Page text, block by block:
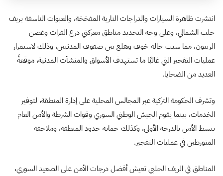
انتشرت ظاهرة السيارات والدراجات النارية المفخخة، والعبوات الناسفة بريف
حلب الشمالي، وعلى وجه التحديد مناطق معركتي درع الفرات وغصن
الزيتون، مما سبب حالة خوف وهلع بين صفوف المدنيين، وذلك لاستمرار
عمليات التفجير التي غالبًا ما تستهدف الأسواق والمنشآت المدنية، موقعةً
العديد من الضحايا.
وتشرف الحكومة التركية عبر المجالس المحلية على إدارة المنطقة، لتوفير
الخدمات، بينما يقوم الجيش الوطني السوري وقوات الشرطة والأمن العام
ببسط الأمن بالدرجة الأولى، وكذلك حماية حدود المنطقة، وملاحقة
المتورطين في عمليات التفجير.
المناطق في الريف الحلبي تعيش أفضل درجات الأمن على الصعيد السوري،